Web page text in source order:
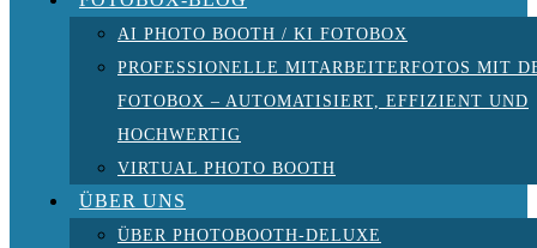
AI PHOTO BOOTH / KI FOTOBOX
PROFESSIONELLE MITARBEITERFOTOS MIT
FOTOBOX – AUTOMATISIERT, EFFIZIENT UND
HOCHWERTIG
VIRTUAL PHOTO BOOTH
ÜBER UNS
ÜBER PHOTOBOOTH-DELUXE